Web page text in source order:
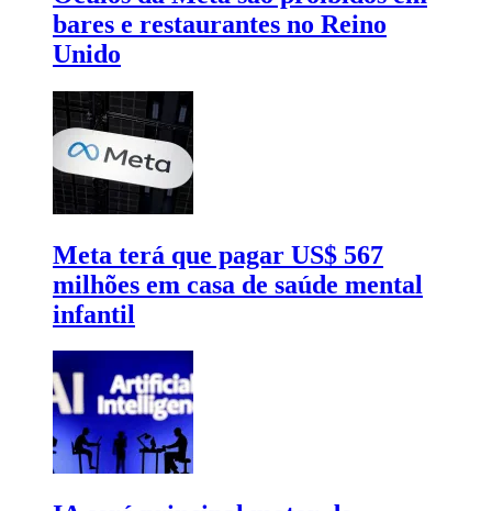
bares e restaurantes no Reino
Unido
Meta terá que pagar US$ 567
milhões em casa de saúde mental
infantil